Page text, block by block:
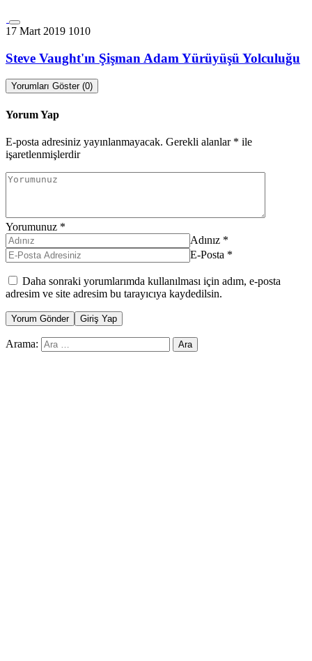
17 Mart 2019 1010
Steve Vaught'ın Şişman Adam Yürüyüşü Yolculuğu
Yorumları Göster (0)
Yorum Yap
E-posta adresiniz yayınlanmayacak. Gerekli alanlar * ile
işaretlenmişlerdir
Yorumunuz *
Adınız *
E-Posta *
Daha sonraki yorumlarımda kullanılması için adım, e-posta
adresim ve site adresim bu tarayıcıya kaydedilsin.
Yorum Gönder Giriş Yap
Arama: